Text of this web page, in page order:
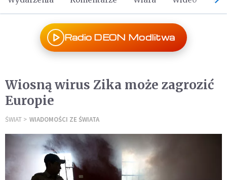
Radio DEON Modlitwa
Wiosną wirus Zika może zagrozić
Europie
ŚWIAT WIADOMOŚCI ZE ŚWIATA